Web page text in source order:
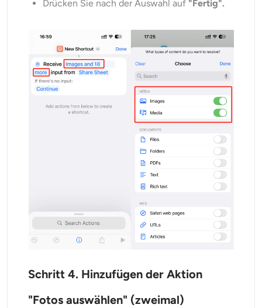
Drücken Sie nach der Auswahl auf "Fertig".
Schritt 4. Hinzufügen der Aktion
"Fotos auswählen" (zweimal)